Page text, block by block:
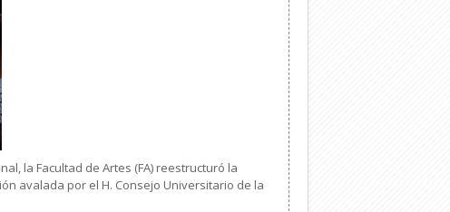
la Facultad de Artes (FA) reestructuró la
avalada por el H. Consejo Universitario de la